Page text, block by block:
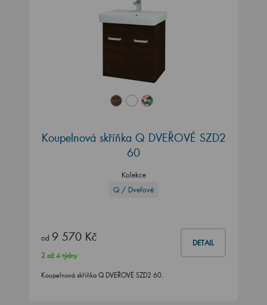
Koupelnová skříňka Q DVEŘOVÉ SZD2
60
Kolekce
Q / Dveřové
od 9 570 Kč DETAIL
2 až 4 týdny
Koupelnová skříňka Q DVEŘOVÉ SZD2 60.